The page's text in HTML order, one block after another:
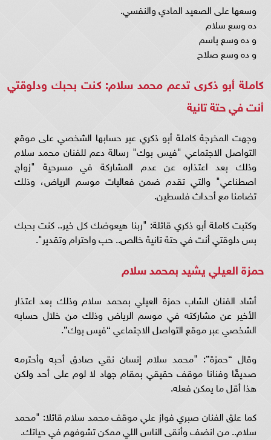
وسعها على الصعيد المادي والنفسي.
ده وسع سلام
و ده وسع باسم
و ده وسع صلاح
كاملة أبو ذكرى تدعم محمد سلام: كنت بحبك ودلوقتي
أنت في حتة تانية
وجهت المخرجة كاملة أبو ذكري عبر حسابها الشخصي على موقع
التواصل الاجتماعي "فيس بوك" رسالة دعم للفنان محمد سلام
وذلك بعد اعتذاره عن عدم المشاركة في مسرحية "زواج
اصطناعي" والتي تقدم ضمن فعاليات موسم الرياض، وذلك
تضامنا مع أحداث فلسطين.
وكتبت كاملة أبو ذكري قائلة: "ربنا هيعوضك كل خير.. كنت بحبك
بس دلوقتي أنت في حتة تانية خالص.. حب واحترام وتقدير".
حمزة العيلي يشيد بمحمد سلام
أشاد الفنان الشاب حمزة العيلي بمحمد سلام وذلك بعد اعتذار
الأخير عن مشاركته في موسم الرياض وذلك من خلال حسابه
الشخصي عبر موقع التواصل الاجتماعي “فيس بوك”.
وقال “حمزة”: "محمد سلام إنسان نقي صادق أحبه وأحترمه
صديقًا وفنانا موقف حقيقي بمقام جهاد لا لوم على أحد ولكن
هذا أقل ما يمكن فعله.
كما علق الفنان صبري فواز علي موقف محمد سلام قائلا: "محمد
سلام.. من انضف وأنقى الناس اللي ممكن تشوفهم في حياتك.